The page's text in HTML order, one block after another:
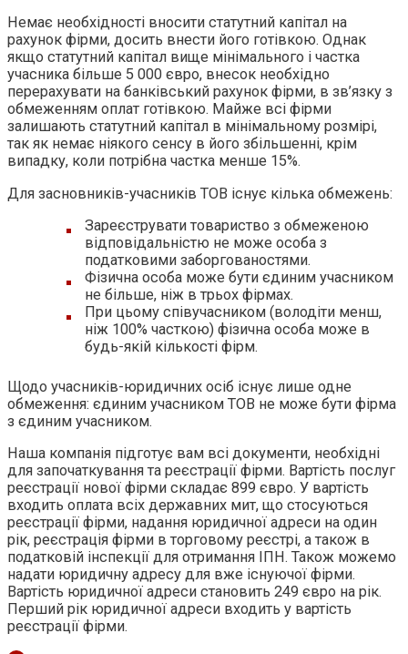
Немає необхідності вносити статутний капітал на
рахунок фірми, досить внести його готівкою. Однак
якщо статутний капітал вище мінімального і частка
учасника більше 5 000 євро, внесок необхідно
перерахувати на банківський рахунок фірми, в зв’язку з
обмеженням оплат готівкою. Майже всі фірми
залишають статутний капітал в мінімальному розмірі,
так як немає ніякого сенсу в його збільшенні, крім
випадку, коли потрібна частка менше 15%.
Для засновників-учасників ТОВ існує кілька обмежень:
Зареєструвати товариство з обмеженою
відповідальністю не може особа з
податковими заборгованостями.
Фізична особа може бути єдиним учасником
не більше, ніж в трьох фірмах.
При цьому співучасником (володіти менш,
ніж 100% часткою) фізична особа може в
будь-якій кількості фірм.
Щодо учасників-юридичних осіб існує лише одне
обмеження: єдиним учасником ТОВ не може бути фірма
з єдиним учасником.
Наша компанія підготує вам всі документи, необхідні
для започаткування та реєстрації фірми. Вартість послуг
реєстрації нової фірми складає 899 євро. У вартість
входить оплата всіх державних мит, що стосуються
реєстрації фірми, надання юридичної адреси на один
рік, реєстрація фірми в торговому реєстрі, а також в
податковій інспекції для отримання ІПН. Також можемо
надати юридичну адресу для вже існуючої фірми.
Вартість юридичної адреси становить 249 євро на рік.
Перший рік юридичної адреси входить у вартість
реєстрації фірми.